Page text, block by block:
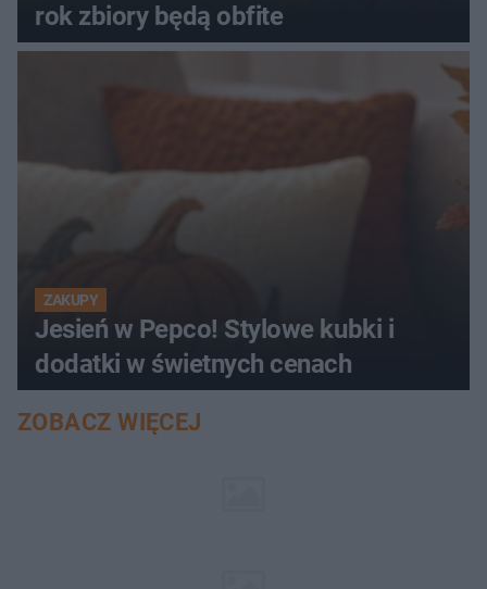
rok zbiory będą obfite
ZAKUPY
Jesień w Pepco! Stylowe kubki i
dodatki w świetnych cenach
ZOBACZ WIĘCEJ